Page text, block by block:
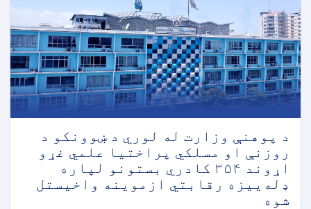
د پوهنې وزارت له لوري د ښوونکو د
روزنې او مسلکي پراختیا علمي غړو
اړوند ۳۵۴ کادري بستونو لپاره
ډله‌ییزه رقابتي ازموینه واخیستل
شوه